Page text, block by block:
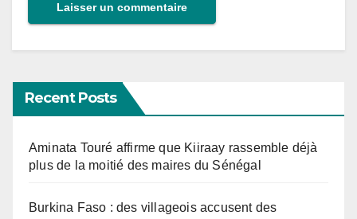
Recent Posts
Aminata Touré affirme que Kiiraay rassemble déjà
plus de la moitié des maires du Sénégal
Burkina Faso : des villageois accusent des